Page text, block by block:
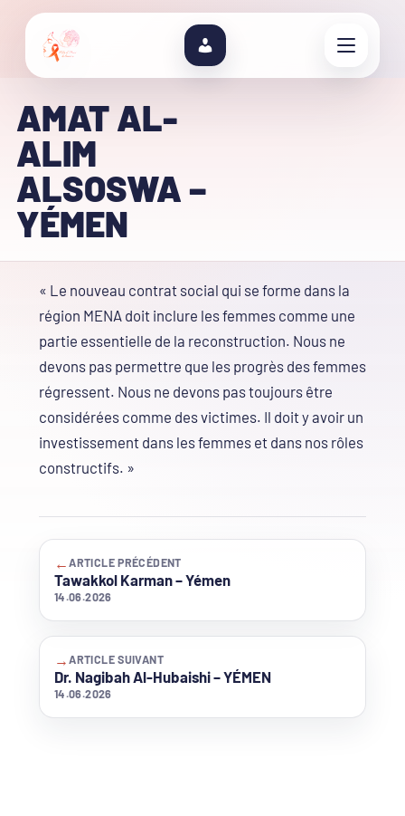
AMAT AL-
ALIM
ALSOSWA –
YÉMEN
« Le nouveau contrat social qui se forme dans la
région MENA doit inclure les femmes comme une
partie essentielle de la reconstruction. Nous ne
devons pas permettre que les progrès des femmes
régressent. Nous ne devons pas toujours être
considérées comme des victimes. Il doit y avoir un
investissement dans les femmes et dans nos rôles
constructifs. »
←ARTICLE PRÉCÉDENT
Tawakkol Karman – Yémen
14.06.2026
→ARTICLE SUIVANT
Dr. Nagibah Al-Hubaishi – YÉMEN
14.06.2026